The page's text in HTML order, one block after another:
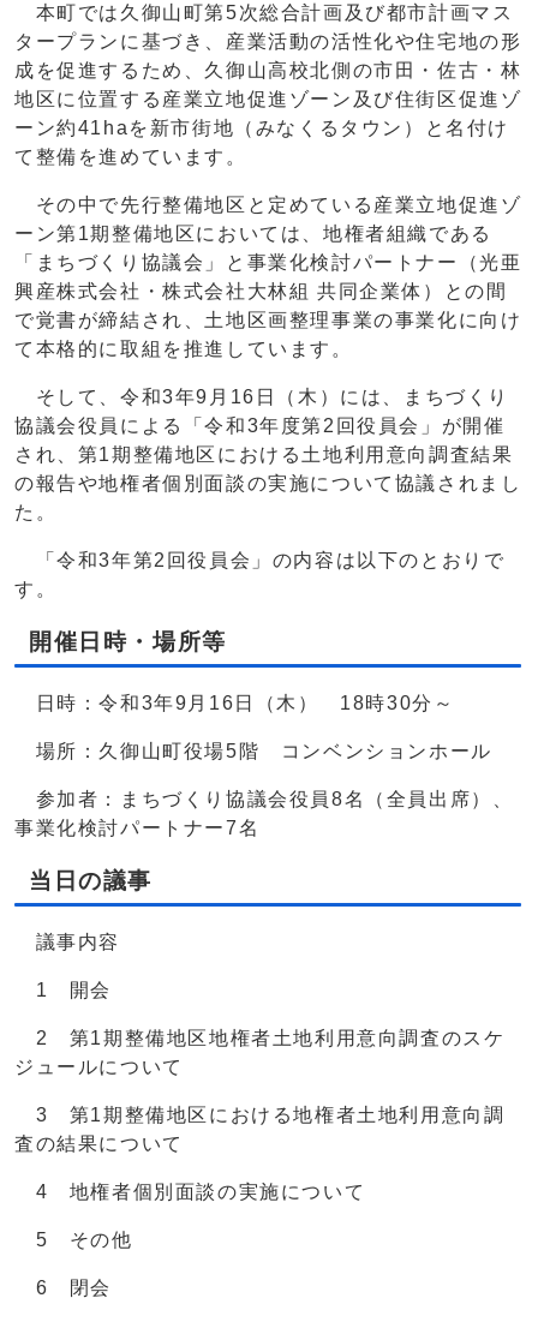
本町では久御山町第5次総合計画及び都市計画マス
タープランに基づき、産業活動の活性化や住宅地の形
成を促進するため、久御山高校北側の市田・佐古・林
地区に位置する産業立地促進ゾーン及び住街区促進ゾ
ーン約41haを新市街地（みなくるタウン）と名付け
て整備を進めています。
その中で先行整備地区と定めている産業立地促進ゾ
ーン第1期整備地区においては、地権者組織である
「まちづくり協議会」と事業化検討パートナー（光亜
興産株式会社・株式会社大林組 共同企業体）との間
で覚書が締結され、土地区画整理事業の事業化に向け
て本格的に取組を推進しています。
そして、令和3年9月16日（木）には、まちづくり
協議会役員による「令和3年度第2回役員会」が開催
され、第1期整備地区における土地利用意向調査結果
の報告や地権者個別面談の実施について協議されまし
た。
「令和3年第2回役員会」の内容は以下のとおりで
す。
開催日時・場所等
日時：令和3年9月16日（木） 18時30分～
場所：久御山町役場5階 コンベンションホール
参加者：まちづくり協議会役員8名（全員出席）、
事業化検討パートナー7名
当日の議事
議事内容
1 開会
2 第1期整備地区地権者土地利用意向調査のスケ
ジュールについて
3 第1期整備地区における地権者土地利用意向調
査の結果について
4 地権者個別面談の実施について
5 その他
6 閉会